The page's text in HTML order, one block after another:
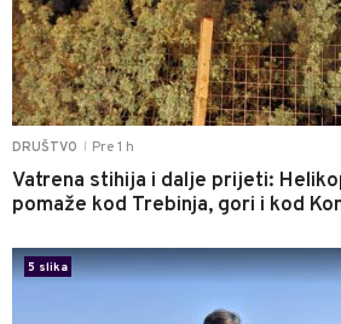
DRUŠTVO Pre 1 h
Vatrena stihija i dalje prijeti:
pomaže kod Trebinja, gori i kod
5 slika